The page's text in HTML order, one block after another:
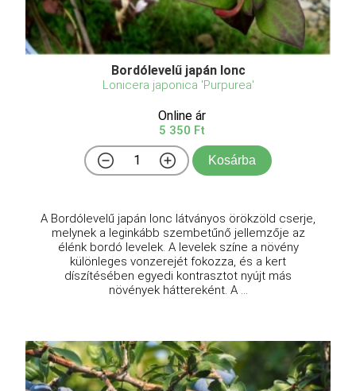
Bordólevelű japán lonc
Lonicera japonica 'Purpurea'
Online ár
5 350 Ft
Kosárba
A Bordólevelű japán lonc látványos örökzöld cserje,
melynek a leginkább szembetűnő jellemzője az
élénk bordó levelek. A levelek színe a növény
különleges vonzerejét fokozza, és a kert
díszítésében egyedi kontrasztot nyújt más
növények háttereként. A ...